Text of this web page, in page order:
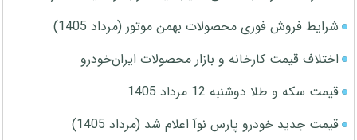
شرایط فروش فوری محصولات بهمن موتور (مرداد 1405)
اختلاف قیمت کارخانه و بازار محصولات ایران‌خودرو
قیمت سکه و طلا دوشنبه 12 مرداد 1405
قیمت جدید خودرو پارس نوآ اعلام شد (مرداد 1405)